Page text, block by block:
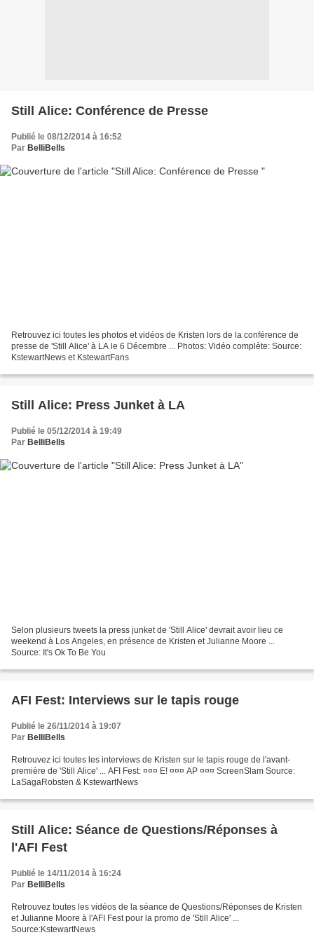
Still Alice: Conférence de Presse
Publié le 08/12/2014 à 16:52
Par BelliBells
Retrouvez ici toutes les photos et vidéos de Kristen lors de la conférence de
presse de 'Still Alice' à LA le 6 Décembre ... Photos: Vidéo complète: Source:
KstewartNews et KstewartFans
Still Alice: Press Junket à LA
Publié le 05/12/2014 à 19:49
Par BelliBells
Selon plusieurs tweets la press junket de 'Still Alice' devrait avoir lieu ce
weekend à Los Angeles, en présence de Kristen et Julianne Moore ...
Source: It's Ok To Be You
AFI Fest: Interviews sur le tapis rouge
Publié le 26/11/2014 à 19:07
Par BelliBells
Retrouvez ici toutes les interviews de Kristen sur le tapis rouge de l'avant-
première de 'Still Alice' ... AFI Fest: ¤¤¤ E! ¤¤¤ AP ¤¤¤ ScreenSlam Source:
LaSagaRobsten & KstewartNews
Still Alice: Séance de Questions/Réponses à
l'AFI Fest
Publié le 14/11/2014 à 16:24
Par BelliBells
Retrouvez toutes les vidéos de la séance de Questions/Réponses de Kristen
et Julianne Moore à l'AFI Fest pour la promo de 'Still Alice' ...
Source:KstewartNews